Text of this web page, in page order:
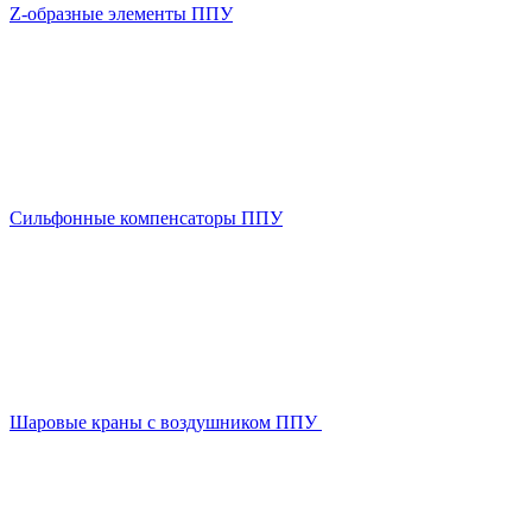
Z-образные элементы ППУ
Сильфонные компенсаторы ППУ
Шаровые краны с воздушником ППУ